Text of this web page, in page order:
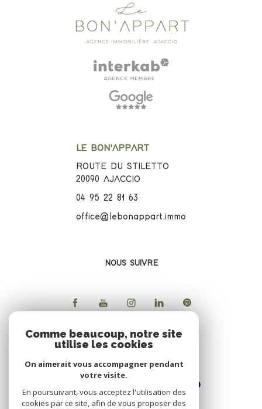
LE BON'APPART
ROUTE DU STILETTO
20090 AJACCIO
04 95 22 81 63
office@lebonappart.immo
NOUS SUIVRE
ADHERENTS
Comme beaucoup, notre site
utilise les cookies
On aimerait vous accompagner pendant
votre visite.
En poursuivant, vous acceptez l'utilisation des
cookies par ce site, afin de vous proposer des